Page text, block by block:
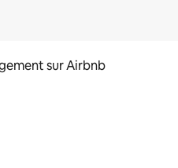
sur Airbnb